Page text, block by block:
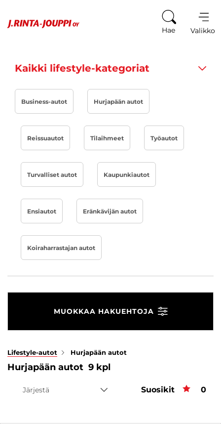
Hae Valikko
Kaikki lifestyle-kategoriat
Business-autot Hurjapään autot
Reissuautot Tilaihmeet Työautot
Turvalliset autot Kaupunkiautot
Ensiautot Eränkävijän autot
Koiraharrastajan autot
MUOKKAA HAKUEHTOJA
Lifestyle-autot Hurjapään autot
Hurjapään autot 9 kpl
Järjestä Suosikit 0